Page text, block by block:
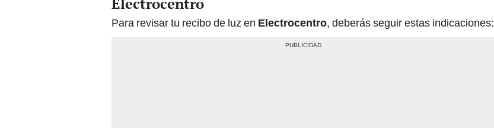
Para revisar tu recibo de luz en Electrocentro, deberás seguir estas indicaciones: